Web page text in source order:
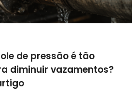
de pressão é tão
diminuir vazamentos?